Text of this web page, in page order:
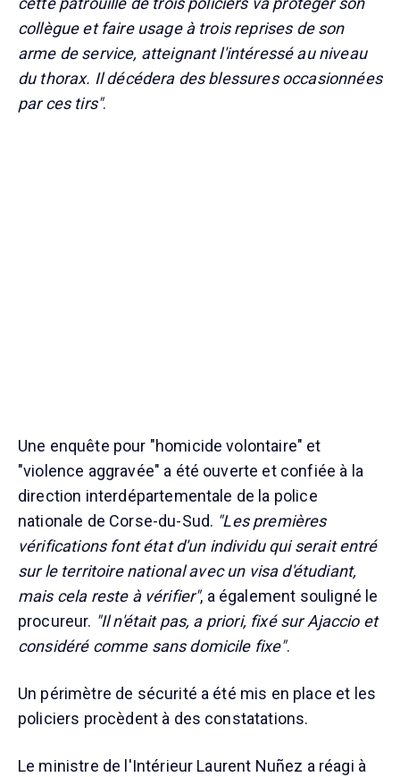
collègue et faire usage à trois reprises de son
arme de service, atteignant l'intéressé au niveau
du thorax. Il décédera des blessures occasionnées
par ces tirs".
Une enquête pour "homicide volontaire" et
"violence aggravée" a été ouverte et confiée à la
direction interdépartementale de la police
nationale de Corse-du-Sud. "Les premières
vérifications font état d'un individu qui serait entré
sur le territoire national avec un visa d'étudiant,
mais cela reste à vérifier", a également souligné le
procureur. "Il n'était pas, a priori, fixé sur Ajaccio et
considéré comme sans domicile fixe".
Un périmètre de sécurité a été mis en place et les
policiers procèdent à des constatations.
Le ministre de l'Intérieur Laurent Nuñez a réagi à